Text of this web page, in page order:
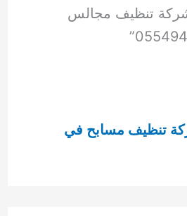
تنظيف مجالس
تنظيف مسابح في